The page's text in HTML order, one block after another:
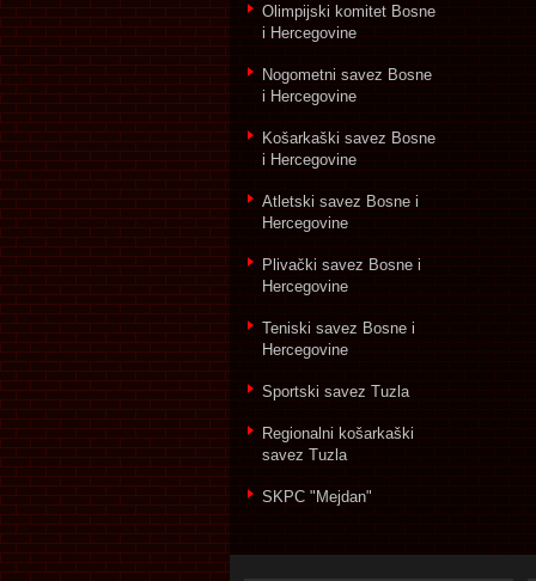
Olimpijski komitet Bosne
i Hercegovine
Nogometni savez Bosne
i Hercegovine
Košarkaški savez Bosne
i Hercegovine
Atletski savez Bosne i
Hercegovine
Plivački savez Bosne i
Hercegovine
Teniski savez Bosne i
Hercegovine
Sportski savez Tuzla
Regionalni košarkaški
savez Tuzla
SKPC "Mejdan"